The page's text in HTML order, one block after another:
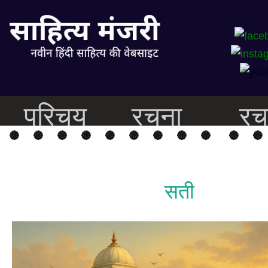
परिचय रचना
सती